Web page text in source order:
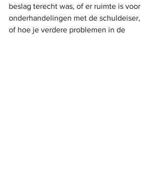
beslag terecht was, of er ruimte is voor
onderhandelingen met de schuldeiser,
of hoe je verdere problemen in de